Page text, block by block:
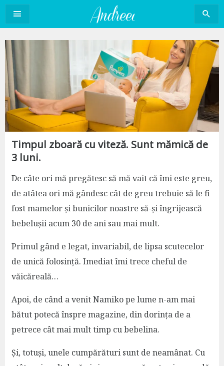
Sari
conținut
Timpul zboară cu viteză. Sunt mămică de
3 luni.
De câte ori mă pregătesc să mă vait că îmi este greu,
de atâtea ori mă gândesc cât de greu trebuie să le fi
fost mamelor și bunicilor noastre să-și îngrijească
bebelușii acum 30 de ani sau mai mult.
Primul gând e legat, invariabil, de lipsa scutecelor
de unică folosință. Imediat îmi trece cheful de
văicăreală…
Apoi, de când a venit Namiko pe lume n-am mai
bătut potecă înspre magazine, din dorința de a
petrece cât mai mult timp cu bebelina.
Și, totuși, unele cumpărături sunt de neamânat. Cu